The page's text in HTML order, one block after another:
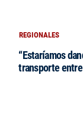
REGIONALES
“Estaríamos
transporte